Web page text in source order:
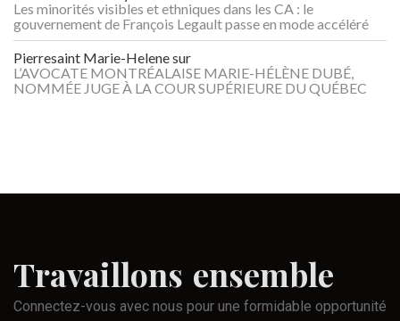
Les minorités visibles et ethniques dans les CA : le
gouvernement de François Legault passe en mode accéléré
Pierresaint Marie-Helenesur
L’AVOCATE MONTRÉALAISE MARIE-HÉLÈNE DUBÉ,
NOMMÉE JUGE À LA COUR SUPÉRIEURE DU QUÉBEC
Travaillons ensemble
Connectez-vous avec nous pour une formidable opportunité